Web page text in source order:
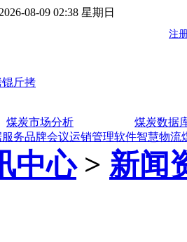
08-09 02:38 星期日
煤炭市场分析
煤炭数据
务品牌会议运销管理软件智慧物流
中心> 新闻